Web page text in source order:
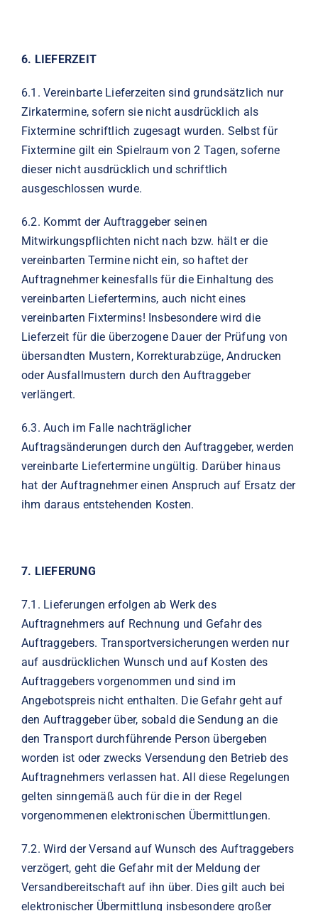
6. LIEFERZEIT
6.1.Vereinbarte Lieferzeiten sind grundsätzlich nur
Zirkatermine, sofern sie nicht ausdrücklich als
Fixtermine schriftlich zugesagt wurden. Selbst für
Fixtermine gilt ein Spielraum von 2 Tagen, soferne
dieser nicht ausdrücklich und schriftlich
ausgeschlossen wurde.
6.2. Kommt der Auftraggeber seinen
Mitwirkungspflichten nicht nach bzw. hält er die
vereinbarten Termine nicht ein, so haftet der
Auftragnehmer keinesfalls für die Einhaltung des
vereinbarten Liefertermins, auch nicht eines
vereinbarten Fixtermins! Insbesondere wird die
Lieferzeit für die überzogene Dauer der Prüfung von
übersandten Mustern, Korrekturabzüge, Andrucken
oder Ausfallmustern durch den Auftraggeber
verlängert.
6.3.Auch im Falle nachträglicher
Auftragsänderungen durch den Auftraggeber, werden
vereinbarte Liefertermine ungültig. Darüber hinaus
hat der Auftragnehmer einen Anspruch auf Ersatz der
ihm daraus entstehenden Kosten.
7. LIEFERUNG
7.1. Lieferungen erfolgen ab Werk des
Auftragnehmers auf Rechnung und Gefahr des
Auftraggebers. Transportversicherungen werden nur
auf ausdrücklichen Wunsch und auf Kosten des
Auftraggebers vorgenommen und sind im
Angebotspreis nicht enthalten. Die Gefahr geht auf
den Auftraggeber über, sobald die Sendung an die
den Transport durchführende Person übergeben
worden ist oder zwecks Versendung den Betrieb des
Auftragnehmers verlassen hat. All diese Regelungen
gelten sinngemäß auch für die in der Regel
vorgenommenen elektronischen Übermittlungen.
7.2.Wird der Versand auf Wunsch des Auftraggebers
verzögert, geht die Gefahr mit der Meldung der
Versandbereitschaft auf ihn über. Dies gilt auch bei
elektronischer Übermittlung insbesondere großer